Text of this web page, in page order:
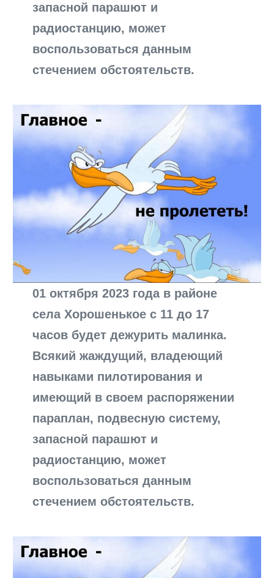
запасной парашют и
радиостанцию, может
воспользоваться данным
стечением обстоятельств.
01 октября 2023 года в районе
села Хорошенькое с 11 до 17
часов будет дежурить малинка.
Всякий жаждущий, владеющий
навыками пилотирования и
имеющий в своем распоряжении
параплан, подвесную систему,
запасной парашют и
радиостанцию, может
воспользоваться данным
стечением обстоятельств.